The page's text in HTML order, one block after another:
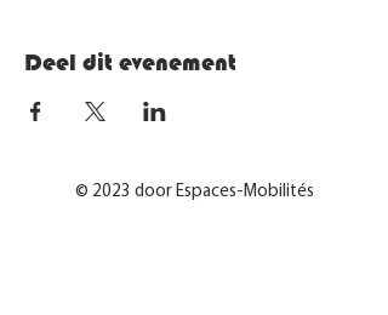
Deel dit evenement
© 2023 door Espaces-Mobilités